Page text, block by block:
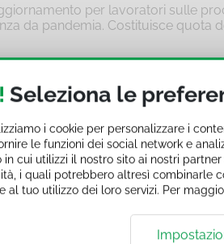
per lavoratori sulle
da pandemia. Costituisce quota
-
SALUTE - STILI
per lavoratori in tema
e nella vita privata. Costituisce
Seleziona le
i cookie per personalizzare i
le funzioni dei social network e
in cui utilizzi il nostro sito ai nostri
i quali potrebbero altresì combinarle
al tuo utilizzo dei loro servizi. Per